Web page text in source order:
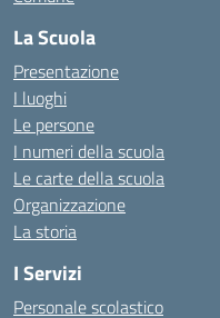
La Scuola
Presentazione
I luoghi
Le persone
I numeri della scuola
Le carte della scuola
Organizzazione
La storia
I Servizi
Personale scolastico